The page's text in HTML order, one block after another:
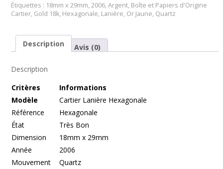
Étiquettes : 18mm x 29mm, 2006, Argent, Boîte et Papiers d'Origine
Cartier, Gold 18k, Hexagonale, Lanière, Or Jaune, Quartz
Description Avis (0)
Description
Critères
Informations
Modèle
Cartier Lanière Hexagonale
Référence
Hexagonale
État
Très Bon
Dimension
18mm x 29mm
Année
2006
Mouvement
Quartz